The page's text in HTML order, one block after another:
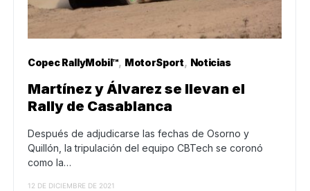
Copec RallyMobil™ MotorSport Noticias
Martínez y Álvarez se llevan el
Rally de Casablanca
Después de adjudicarse las fechas de Osorno y
Quillón, la tripulación del equipo CBTech se coronó
como la…
12 DE DICIEMBRE DE 2021